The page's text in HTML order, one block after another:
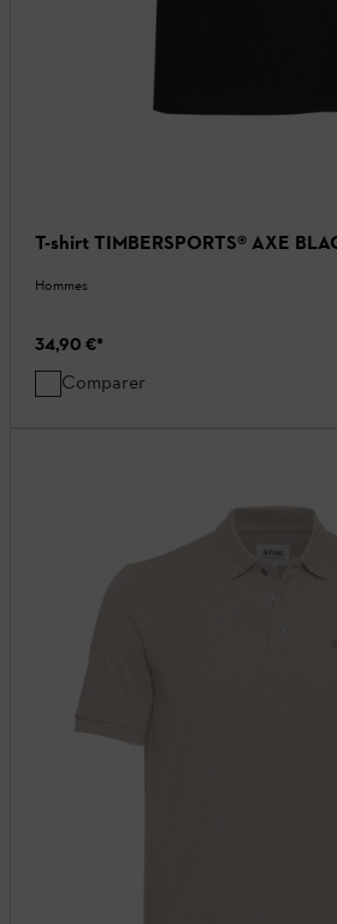
T-shirt TIMBERSPORTS® AXE
Hommes
34,90 €*
Comparer